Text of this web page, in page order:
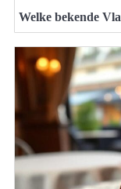
Welke bekende